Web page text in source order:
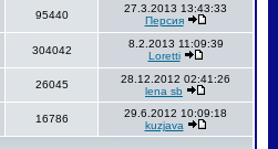
95440
27.3.2013 13:43:33
Персия
304042
8.2.2013 11:09:39
Loretti
26045
28.12.2012 02:41:26
lena sb
16786
29.6.2012 10:09:18
kuzjava